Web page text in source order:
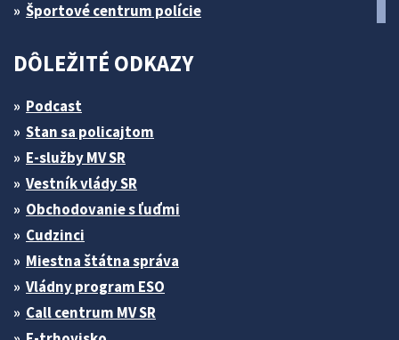
Športové centrum polície
DÔLEŽITÉ ODKAZY
Podcast
Stan sa policajtom
E-služby MV SR
Vestník vlády SR
Obchodovanie s ľuďmi
Cudzinci
Miestna štátna správa
Vládny program ESO
Call centrum MV SR